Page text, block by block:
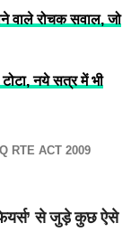
वाले रोचक सवाल, जो
नये सत्र में भी
RTE ACT 2009
से जुड़े कुछ ऐसे